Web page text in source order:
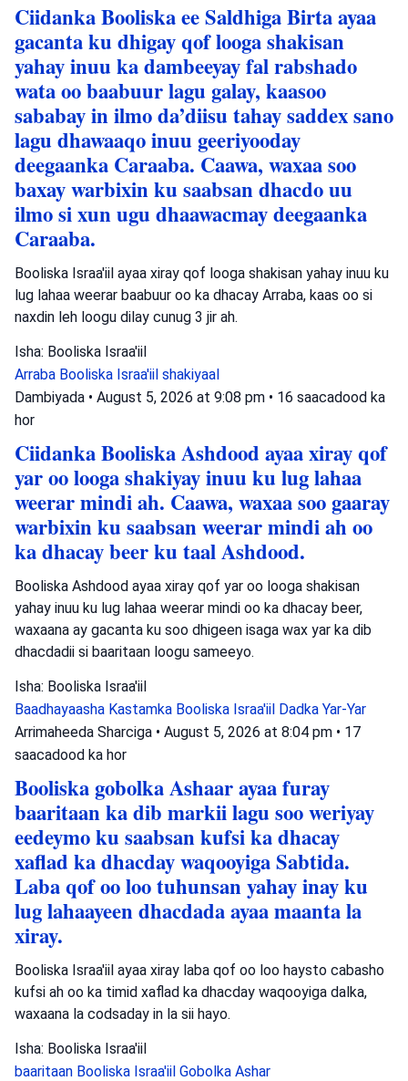
Ciidanka Booliska ee Saldhiga Birta ayaa
gacanta ku dhigay qof looga shakisan
yahay inuu ka dambeeyay fal rabshado
wata oo baabuur lagu galay, kaasoo
sababay in ilmo da’diisu tahay saddex sano
lagu dhawaaqo inuu geeriyooday
deegaanka Caraaba. Caawa, waxaa soo
baxay warbixin ku saabsan dhacdo uu
ilmo si xun ugu dhaawacmay deegaanka
Caraaba.
Booliska Israa'iil ayaa xiray qof looga shakisan yahay inuu ku
lug lahaa weerar baabuur oo ka dhacay Arraba, kaas oo si
naxdin leh loogu dilay cunug 3 jir ah.
Isha: Booliska Israa'iil
Arraba Booliska Israa'iil shakiyaal
Dambiyada • August 5, 2026 at 9:08 pm • 16 saacadood ka
hor
Ciidanka Booliska Ashdood ayaa xiray qof
yar oo looga shakiyay inuu ku lug lahaa
weerar mindi ah. Caawa, waxaa soo gaaray
warbixin ku saabsan weerar mindi ah oo
ka dhacay beer ku taal Ashdood.
Booliska Ashdood ayaa xiray qof yar oo looga shakisan
yahay inuu ku lug lahaa weerar mindi oo ka dhacay beer,
waxaana ay gacanta ku soo dhigeen isaga wax yar ka dib
dhacdadii si baaritaan loogu sameeyo.
Isha: Booliska Israa'iil
Baadhayaasha Kastamka Booliska Israa'iil Dadka Yar-Yar
Arrimaheeda Sharciga • August 5, 2026 at 8:04 pm • 17
saacadood ka hor
Booliska gobolka Ashaar ayaa furay
baaritaan ka dib markii lagu soo weriyay
eedeymo ku saabsan kufsi ka dhacay
xaflad ka dhacday waqooyiga Sabtida.
Laba qof oo loo tuhunsan yahay inay ku
lug lahaayeen dhacdada ayaa maanta la
xiray.
Booliska Israa'iil ayaa xiray laba qof oo loo haysto cabasho
kufsi ah oo ka timid xaflad ka dhacday waqooyiga dalka,
waxaana la codsaday in la sii hayo.
Isha: Booliska Israa'iil
baaritaan Booliska Israa'iil Gobolka Ashar